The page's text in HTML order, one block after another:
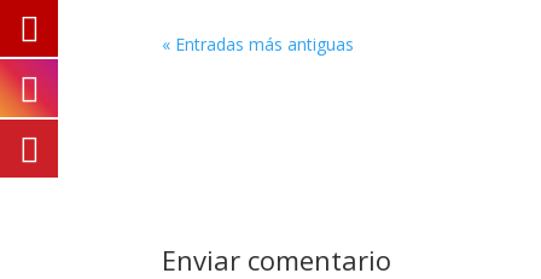
« Entradas más antiguas
Enviar comentario